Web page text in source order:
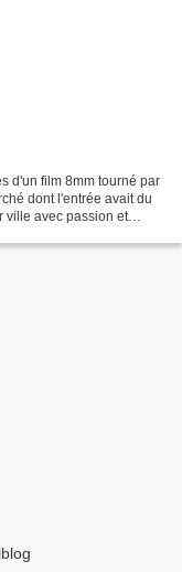
d'un film 8mm tourné par
dont l'entrée avait du
ville avec passion et